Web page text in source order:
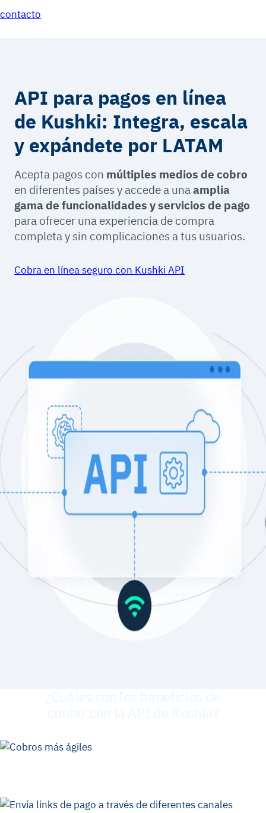
contacto
API para pagos en línea
de Kushki: Integra, escala
y expándete por LATAM
Acepta pagos con múltiples medios de cobro
en diferentes países y accede a unaamplia
gama de funcionalidades y servicios de pago
para ofrecer una experiencia de compra
completa y sin complicaciones a tus usuarios.
Cobra en línea seguro con Kushki API